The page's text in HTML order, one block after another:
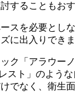
することもおす
スを必要とし
に出入りできま
ク「アラウー
スト」のよう
でなく、衛生